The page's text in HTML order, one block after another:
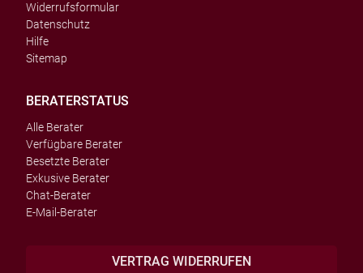
Widerrufsformular
Datenschutz
Hilfe
Sitemap
BERATERSTATUS
Alle Berater
Verfügbare Berater
Besetzte Berater
Exkusive Berater
Chat-Berater
E-Mail-Berater
VERTRAG WIDERRUFEN